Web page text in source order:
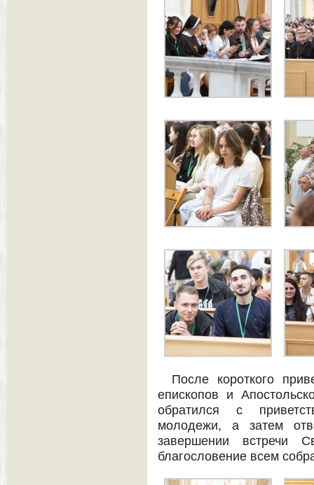
После короткого
епископов и
обратился с
молодежи, а затем
завершении встречи
благословение всем